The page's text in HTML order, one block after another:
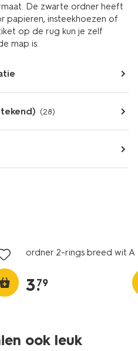
De zwarte ordner heeft
papieren, insteekhoezen of
op de rug kun je zelf
map is.
(28)
ordner 2-rings breed wit
3.
79
ook leuk